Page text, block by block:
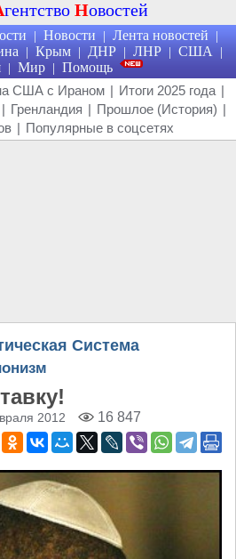
гентство Новостей
| Новости | Лента новостей |
| Крым | ДНР | ЛНР | США |
| Мир | Помощь
США с Ираном | Итоги 2025 года |
| Гренландия | Прошлое (История) |
| Популярные в соцсетях
Система
2012 16 847